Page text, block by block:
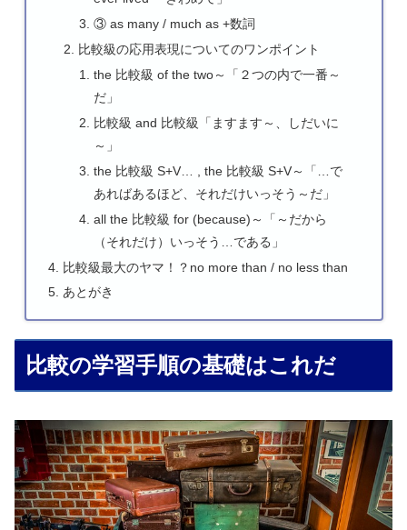
③ as many / much as +数詞
比較級の応用表現についてのワンポイント
the 比較級 of the two～「２つの内で一番～
だ」
比較級 and 比較級「ますます～、しだいに
～」
the 比較級 S+V… , the 比較級 S+V～「…で
あればあるほど、それだけいっそう～だ」
all the 比較級 for (because)～「～だから
（それだけ）いっそう…である」
比較級最大のヤマ！？no more than / no less than
あとがき
比較の学習手順の基礎はこれだ